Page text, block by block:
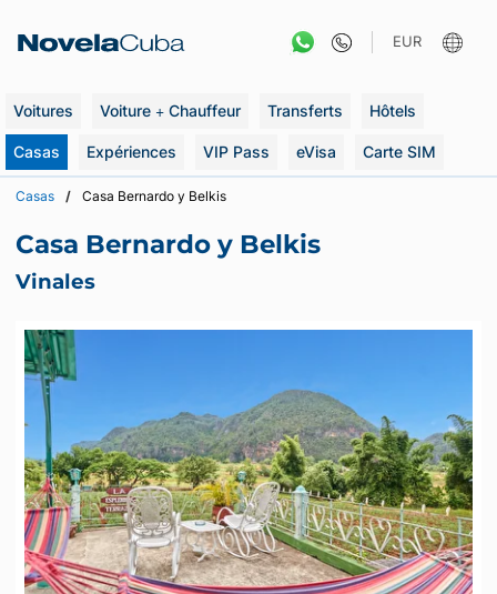
EUR
Voitures Voiture + Chauffeur Transferts Hôtels
Casas Expériences VIP Pass eVisa Carte SIM
Casas Casa Bernardo y Belkis
Casa Bernardo y Belkis
Vinales